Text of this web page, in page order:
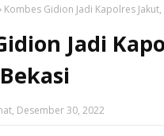
Kombes Gidion Jadi Kapolres
Jadi
Desember 30, 2022